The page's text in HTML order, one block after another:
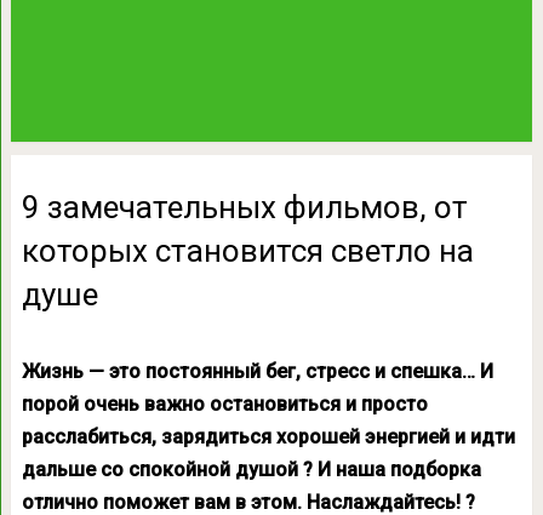
9 замечательных фильмов, от
которых становится светло на
душе
Жизнь — это постоянный бег, стресс и спешка… И
порой очень важно остановиться и просто
расслабиться, зарядиться хорошей энергией и идти
дальше со спокойной душой ? И наша подборка
отлично поможет вам в этом. Наслаждайтесь! ?